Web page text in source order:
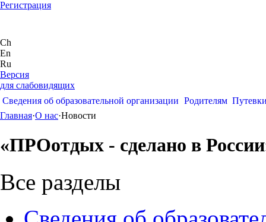
Регистрация
Ch
En
Ru
Версия
для слабовидящих
Сведения об образовательной организации Родителям
Главная·О нас·Новости
«ПРОотдых - сделано в
Все разделы